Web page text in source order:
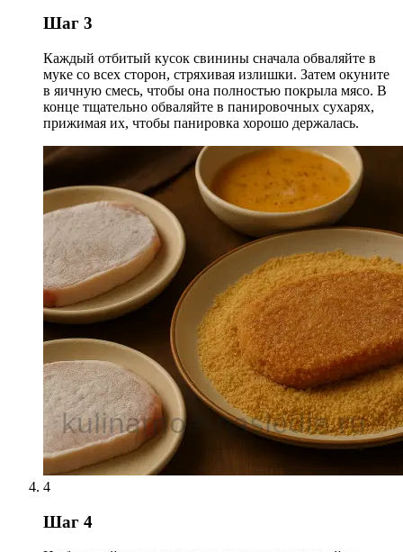
Шаг 3
Каждый отбитый кусок свинины сначала обваляйте в
муке со всех сторон, стряхивая излишки. Затем окуните
в яичную смесь, чтобы она полностью покрыла мясо. В
конце тщательно обваляйте в панировочных сухарях,
прижимая их, чтобы панировка хорошо держалась.
4
Шаг 4